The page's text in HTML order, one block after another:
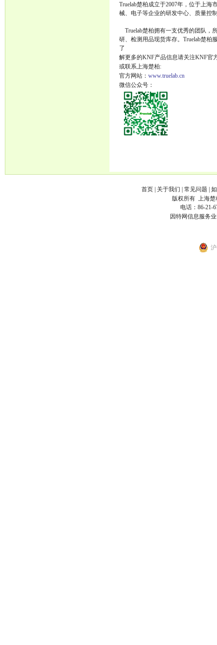
Truelab楚柏成立于2007年，位于上
械、电子等企业的研发中心、质量控
Truelab楚柏拥有一支优秀的团队，
研、检测用品现货库存。Truelab楚柏
了
解更多的KNF产品信息请关注KNF官
或联系上海楚柏:
官方网站： www.truelab.cn
微信公众号：
首页 关于我们 常见问题
版权所有 上海
电话：86-21-
因特网信息服务